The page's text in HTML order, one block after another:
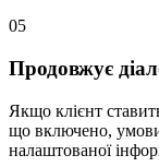
05
Продовжує
Якщо клієнт
що включено,
налаштованої